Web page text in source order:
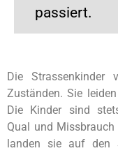
passiert.
Die Strassenkinder
Zuständen. Sie
Die Kinder sind
Qual und
landen sie auf den